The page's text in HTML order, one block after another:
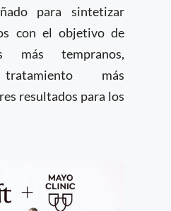
para sintetizar
con el objetivo de
más tempranos,
más
resultados para los